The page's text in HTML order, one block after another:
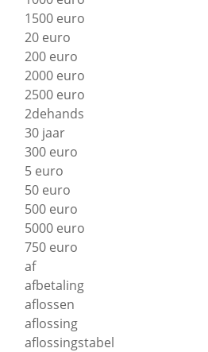
1500 euro
20 euro
200 euro
2000 euro
2500 euro
2dehands
30 jaar
300 euro
5 euro
50 euro
500 euro
5000 euro
750 euro
af
afbetaling
aflossen
aflossing
aflossingstabel